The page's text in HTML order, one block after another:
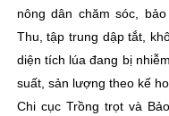
nông dân chăm sóc,
Thu, tập trung dập tắt,
diện tích lúa đang bị
suất, sản lượng theo kế
Chi cục Trồng trọt và